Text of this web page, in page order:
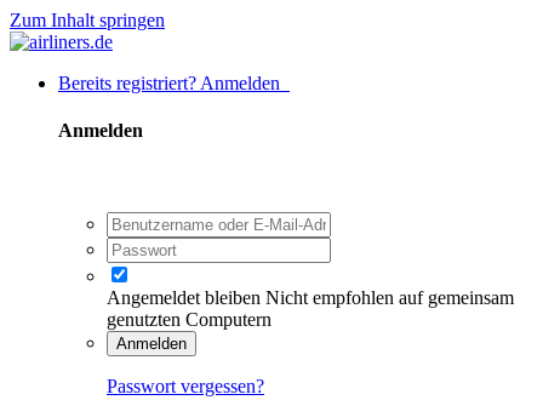
Zum Inhalt springen
Bereits registriert? Anmelden
Anmelden
Angemeldet bleiben Nicht empfohlen auf gemeinsam
genutzten Computern
Anmelden
Passwort vergessen?